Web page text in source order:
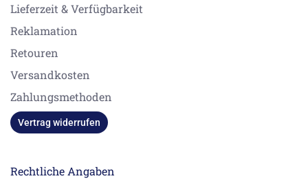
Lieferzeit & Verfügbarkeit
Reklamation
Retouren
Versandkosten
Zahlungsmethoden
Vertrag widerrufen
Rechtliche Angaben